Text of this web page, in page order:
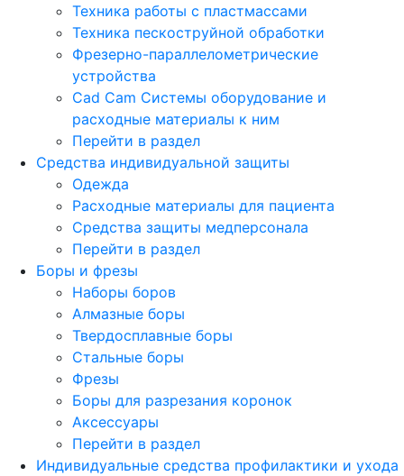
Техника работы с пластмассами
Техника пескоструйной обработки
Фрезерно-параллелометрические
устройства
Cad Cam Системы оборудование и
расходные материалы к ним
Перейти в раздел
Средства индивидуальной защиты
Одежда
Расходные материалы для пациента
Средства защиты медперсонала
Перейти в раздел
Боры и фрезы
Наборы боров
Алмазные боры
Твердосплавные боры
Стальные боры
Фрезы
Боры для разрезания коронок
Аксессуары
Перейти в раздел
Индивидуальные средства профилактики и ухода